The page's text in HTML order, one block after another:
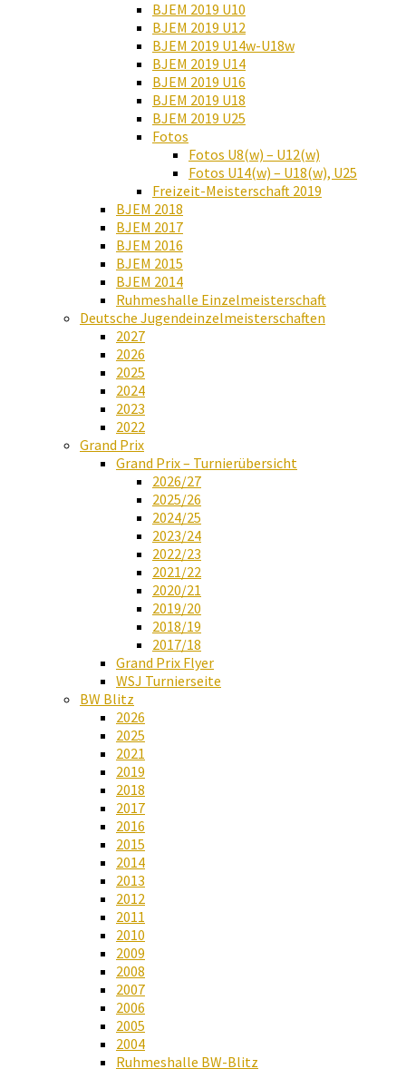
BJEM 2019 U10
BJEM 2019 U12
BJEM 2019 U14w-U18w
BJEM 2019 U14
BJEM 2019 U16
BJEM 2019 U18
BJEM 2019 U25
Fotos
Fotos U8(w) – U12(w)
Fotos U14(w) – U18(w), U25
Freizeit-Meisterschaft 2019
BJEM 2018
BJEM 2017
BJEM 2016
BJEM 2015
BJEM 2014
Ruhmeshalle Einzelmeisterschaft
Deutsche Jugendeinzelmeisterschaften
2027
2026
2025
2024
2023
2022
Grand Prix
Grand Prix – Turnierübersicht
2026/27
2025/26
2024/25
2023/24
2022/23
2021/22
2020/21
2019/20
2018/19
2017/18
Grand Prix Flyer
WSJ Turnierseite
BW Blitz
2026
2025
2021
2019
2018
2017
2016
2015
2014
2013
2012
2011
2010
2009
2008
2007
2006
2005
2004
Ruhmeshalle BW-Blitz